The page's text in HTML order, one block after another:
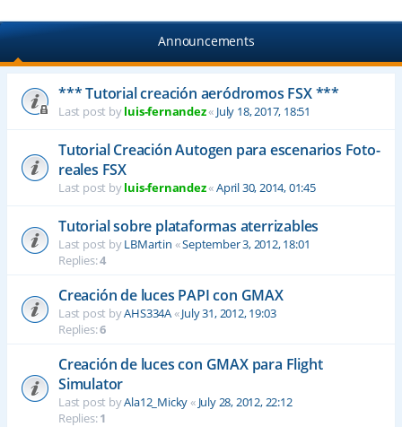
Announcements
*** Tutorial creación aeródromos FSX ***
Last post byluis-fernandez« July 18, 2017, 18:51
Tutorial Creación Autogen para escenarios Foto-
reales FSX
Last post byluis-fernandez«April 30, 2014, 01:45
Tutorial sobre plataformas aterrizables
Last post byLBMartin «September 3, 2012, 18:01
Replies:4
Creación de luces PAPI con GMAX
Last post byAHS334A«July 31, 2012, 19:03
Replies:6
Creación de luces con GMAX para Flight
Simulator
Last post byAla12_Micky« July 28, 2012, 22:12
Replies:1